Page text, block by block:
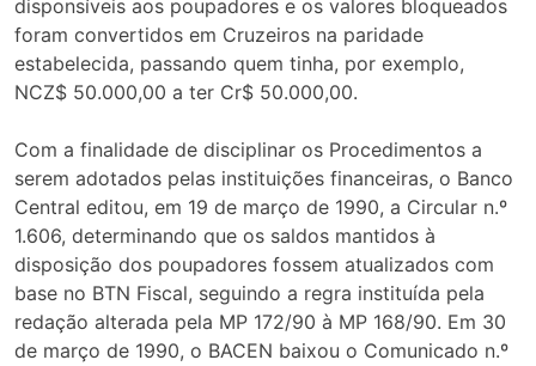
disponsíveis aos poupadores e os valores bloqueados
foram convertidos em Cruzeiros na paridade
estabelecida, passando quem tinha, por exemplo,
NCZ$ 50.000,00 a ter Cr$ 50.000,00.
Com a finalidade de disciplinar os Procedimentos a
serem adotados pelas instituições financeiras, o Banco
Central editou, em 19 de março de 1990, a Circular n.º
1.606, determinando que os saldos mantidos à
disposição dos poupadores fossem atualizados com
base no BTN Fiscal, seguindo a regra instituída pela
redação alterada pela MP 172/90 à MP 168/90. Em 30
de março de 1990, o BACEN baixou o Comunicado n.º